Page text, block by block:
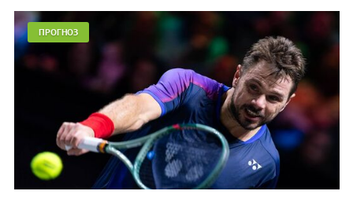
ПРОГНОЗ